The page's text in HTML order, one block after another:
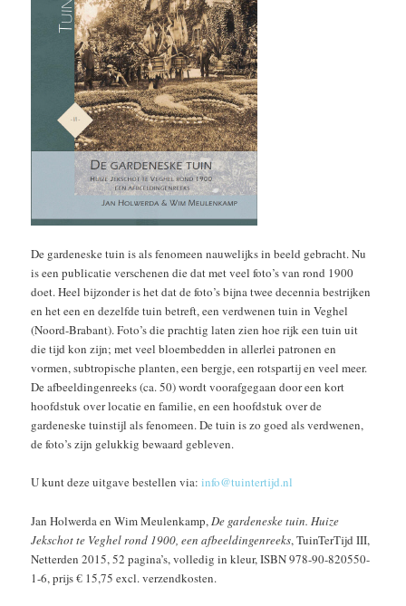
De gardeneske tuin is als fenomeen nauwelijks in beeld gebracht. Nu
is een publicatie verschenen die dat met veel foto’s van rond 1900
doet. Heel bijzonder is het dat de foto’s bijna twee decennia bestrijken
en het een en dezelfde tuin betreft, een verdwenen tuin in Veghel
(Noord-Brabant). Foto’s die prachtig laten zien hoe rijk een tuin uit
die tijd kon zijn; met veel bloembedden in allerlei patronen en
vormen, subtropische planten, een bergje, een rotspartij en veel meer.
De afbeeldingenreeks (ca. 50) wordt voorafgegaan door een kort
hoofdstuk over locatie en familie, en een hoofdstuk over de
gardeneske tuinstijl als fenomeen. De tuin is zo goed als verdwenen,
de foto’s zijn gelukkig bewaard gebleven.
U kunt deze uitgave bestellen via:info@tuintertijd.nl
Jan Holwerda en Wim Meulenkamp, De gardeneske tuin. Huize
Jekschot te Veghel rond 1900, een afbeeldingenreeks, TuinTerTijd III,
Netterden 2015, 52 pagina’s, volledig in kleur, ISBN 978-90-820550-
1-6, prijs € 15,75 excl. verzendkosten.